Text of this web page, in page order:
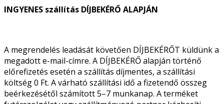
INGYENES szállítás DÍJBEKÉRŐ ALAPJÁN
A megrendelés leadását követően DÍJBEKÉRŐT küldünk a
megadott e-mail-címre. A DÍJBEKÉRŐ alapján történő
előrefizetés esetén a szállítás díjmentes, a szállítási
költség 0 Ft. A várható szállítási idő a fizetendő összeg
beérkezésétől számított 5–7 munkanap. A terméket